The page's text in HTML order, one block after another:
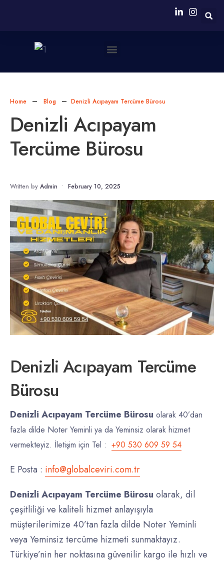
Home Blog Denizli Acıpayam Tercüme Bürosu
Denizli Acıpayam
Tercüme Bürosu
Written by Admin • February 10, 2025
Denizli Acıpayam Tercüme
Bürosu
Denizli Acıpayam Tercüme Bürosu olarak 40’dan
fazla dilde Noter Yeminli ya da Yeminsiz olarak hizmet
vermekteyiz. İletişim için Tel : +90 530 609 59 54
E Posta : info@globalceviri.com.tr
Denizli Acıpayam Tercüme Bürosu olarak, dil
çeşitliliği ve kaliteli hizmet anlayışıyla
müşterilerimize 40’tan fazla dilde Noter Yeminli
veya Yeminsiz tercüme hizmeti sunmaktayız.
Türkiye’nin her noktasına güvenilir kargo ile hızlı ve